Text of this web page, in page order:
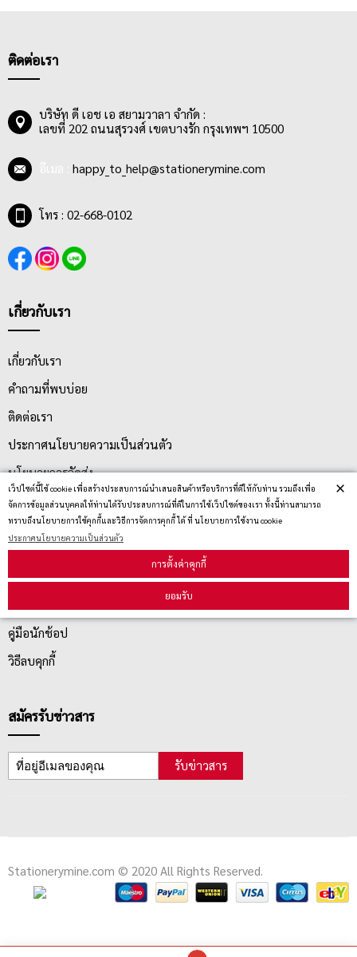
เว็ปไซต์นี้ใช้ cookie เพื่อสร้างประสบการณ์นำเสนอสินค้าหรือบริการที่ดีให้กับท่าน รวมถึงเพื่อ
จัดการข้อมูลส่วนบุคคลให้ท่านได้รับประสบการณ์ที่ดีในการใช้เว็ปไซต์ของเรา ทั้งนี้ท่านสามารถ
ทราบถึงนโยบายการใช้คุกกี้และวิธีการจัดการคุกกี้ ได้ ที่ นโยบายการใช้งาน cookie
ประกาศนโยบายความเป็นส่วนตัว
การตั้งค่าคุกกี้
ยอมรับ
×
ติดต่อเรา
บริษัท ดี เอช เอ สยามวาลา จำกัด :
เลขที่ 202 ถนนสุรวงศ์ เขตบางรัก กรุงเทพฯ 10500
happy_to_help@stationerymine.com
โทร : 02-668-0102
เกี่ยวกับเรา
เกี่ยวกับเรา
คำถามที่พบบ่อย
ติดต่อเรา
ประกาศนโยบายความเป็นส่วนตัว
นโยบายการจัดส่ง
นโยบายการเปลี่ยน/คืน สินค้า
บริการลูกค้า
คู่มือนักช้อป
วิธีลบคุกกี้
สมัครรับข่าวสาร
รับข่าวสาร
Stationerymine.com © 2020 All Rights Reserved.